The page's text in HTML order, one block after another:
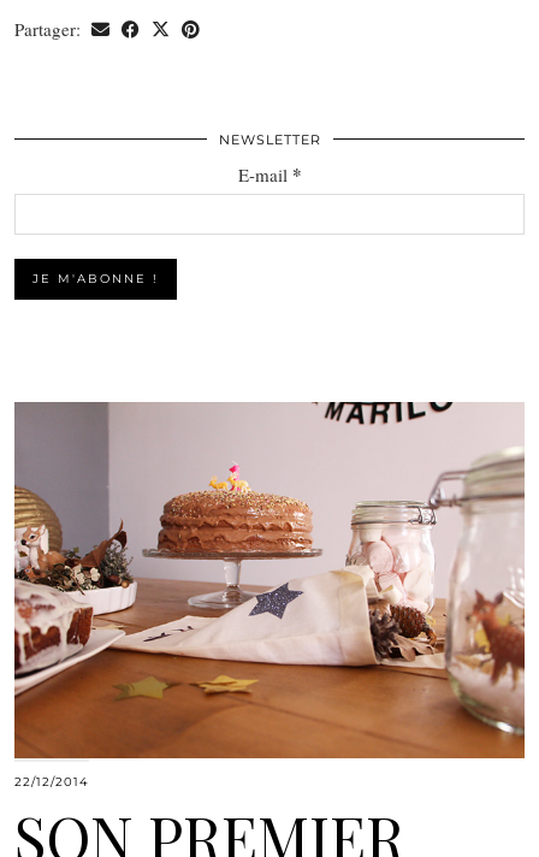
Partager:
NEWSLETTER
E-mail *
22/12/2014
SON PREMIER